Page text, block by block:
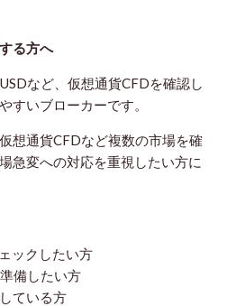
る方へ
など、仮想通貨CFDを確認し
すいブローカーです。
想通貨CFDなど複数の市場を確
急変への対応を重視したい方に
ックしたい方
備したい方
ている方